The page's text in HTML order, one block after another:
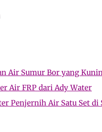
Air Sumur Bor yang
Air FRP dari Ady Water
Penjernih Air Satu Set di